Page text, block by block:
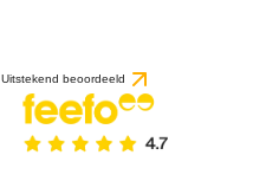
Uitstekend beoordeeld